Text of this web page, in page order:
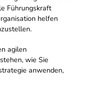
Führungskraft
helfen
agilen
wie Sie
anwenden,